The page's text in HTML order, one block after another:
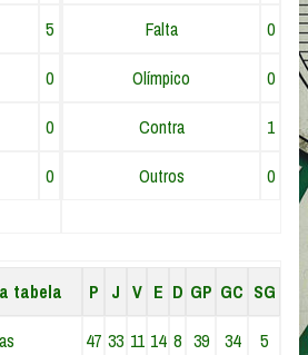
5
0
0
0
Falta
0
Olímpico
0
Contra
1
Outros
0
tabela P J V E D GP GC SG
47 33 11 14 8 39 34 5